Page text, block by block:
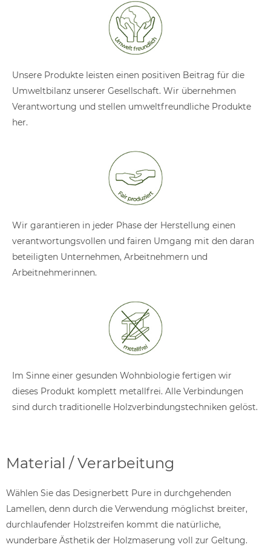
Unsere Produkte leisten einen positiven Beitrag für die
Umweltbilanz unserer Gesellschaft. Wir übernehmen
Verantwortung und stellen umweltfreundliche Produkte
her.
Wir garantieren in jeder Phase der Herstellung einen
verantwortungsvollen und fairen Umgang mit den daran
beteiligten Unternehmen, Arbeitnehmern und
Arbeitnehmerinnen.
Im Sinne einer gesunden Wohnbiologie fertigen wir
dieses Produkt komplett metallfrei. Alle Verbindungen
sind durch traditionelle Holzverbindungstechniken gelöst.
Material / Verarbeitung
Wählen Sie das Designerbett Pure in durchgehenden
Lamellen, denn durch die Verwendung möglichst breiter,
durchlaufender Holzstreifen kommt die natürliche,
wunderbare Ästhetik der Holzmaserung voll zur Geltung.